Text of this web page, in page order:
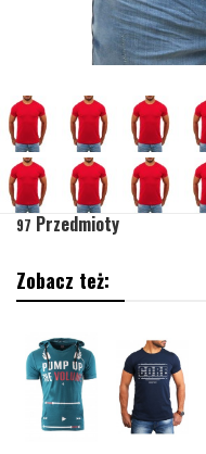
97 Przedmioty
Zobacz też: